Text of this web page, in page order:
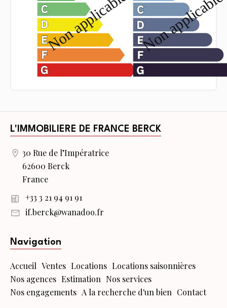
L'IMMOBILIERE DE FRANCE BERCK
30 Rue de l’Impératrice
62600 Berck
France
+33 3 21 94 91 91
if.berck@wanadoo.fr
Navigation
Accueil Ventes Locations Locations saisonnières
Nos agences Estimation Nos services
Nos engagements A la recherche d'un bien Contact